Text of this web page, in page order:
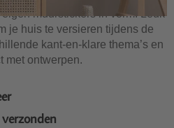
muurstickers in vorm. Leuk
je huis te versieren tijdens de
kant-en-klare thema’s en
met ontwerpen.